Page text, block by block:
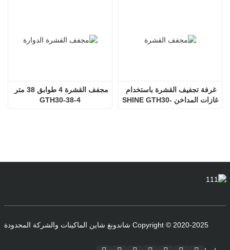
GTH30-38-4
غازات المداخن SHINE GTH30-
Copyright © 2020-2025 شاندونغ شاين الماكينات والشركة المحدودة